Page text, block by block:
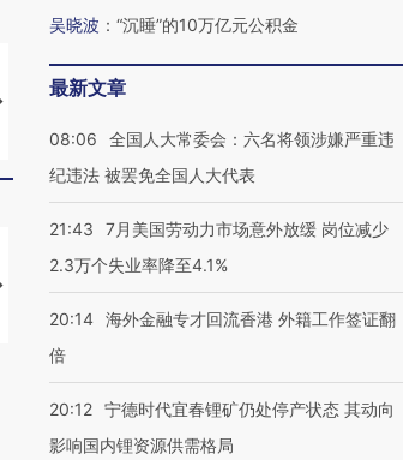
马航飞行员跨国走私7万
育部长拱下台
飞地
【推广】走进第四届链博
会，让数智科技“链”接产
【特别呈现】寻找100种
有意思的生活方式·第三对
住
吴晓波 ： “沉睡”的10万亿元公积金
最新文章
08:06
全国人大常委会：六名将领涉嫌严重违
纪违法 被罢免全国人大代表
21:43
7月美国劳动力市场意外放缓 岗位减少
2.3万个失业率降至4.1%
20:14 海外金融专才回流香港 外籍工作签证翻
倍
20:12 宁德时代宜春锂矿仍处停产状态 其动向
影响国内锂资源供需格局